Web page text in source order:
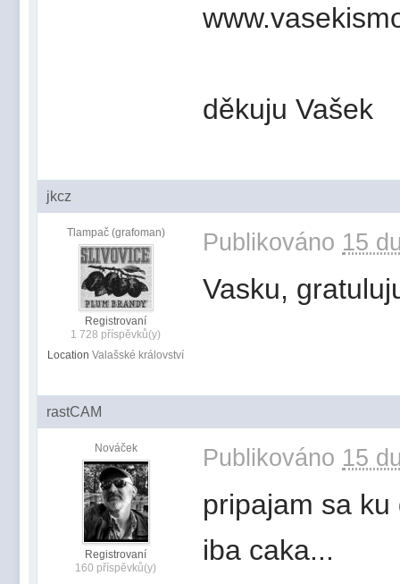
děkuju Vašek
jkcz
Tlampač (grafoman)
Registrovaní
1 728 příspěvků(y)
Location Valašské království
Publikováno 15
Vasku,
rastCAM
Nováček
Registrovaní
160 příspěvků(y)
Publikováno 15
pripajam sa
iba caka...